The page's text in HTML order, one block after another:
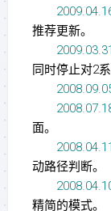
2009.04.16
推荐更新。
2009.03.31
同时停止对2
2008.09.05
2008.07.18
面。
2008.04.11
动路径判断。
2008.04.10
精简的模式。